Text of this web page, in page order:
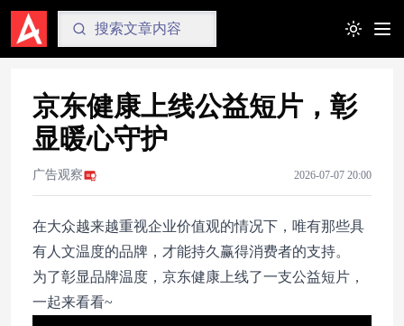
Toggle
京东健康上线公益短片，彰
显暖心守护
广告观察 2026-07-07 20:00
在大众越来越重视企业价值观的情况下，唯有那些具
有人文温度的品牌，才能持久赢得消费者的支持。
为了彰显品牌温度，京东健康上线了一支公益短片，
一起来看看~